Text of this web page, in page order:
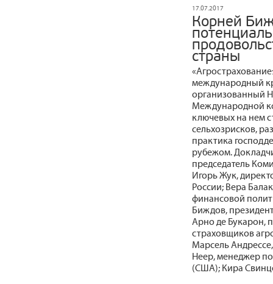
17.07.2017
Корней
страны
международный
организованный
Международной
ключевых на нем
сельхозрисков,
практика
рубежом.
председатель
Игорь Жук,
России; Вера
финансовой
Биждов,
Арно де Букарон,
страховщиков
Марсель
Неер, менеджер
(США); Кира